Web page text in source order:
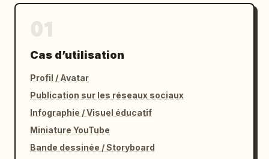
Cas d’utilisation
Profil / Avatar
Publication sur les réseaux sociaux
Infographie / Visuel éducatif
Miniature YouTube
Bande dessinée / Storyboard